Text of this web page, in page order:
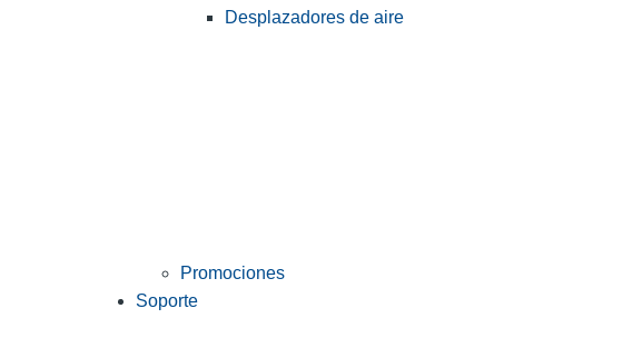
Desplazadores de aire
Promociones
Soporte